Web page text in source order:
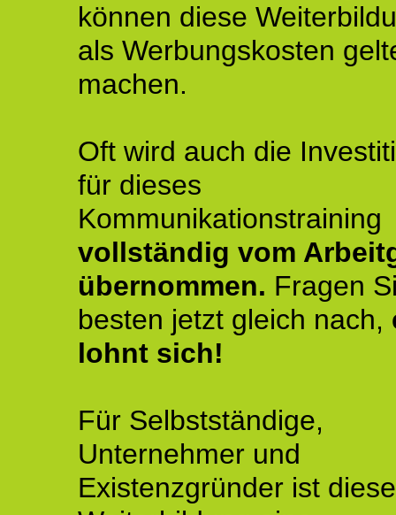
können diese
als Werbungskosten
machen.
Oft wird auch die
für dieses
Kommunikationstraining
vollständig vom
übernommen. Fragen
besten jetzt gleich nach,
lohnt sich!
Für Selbstständige,
Unternehmer und
Existenzgründer ist diese